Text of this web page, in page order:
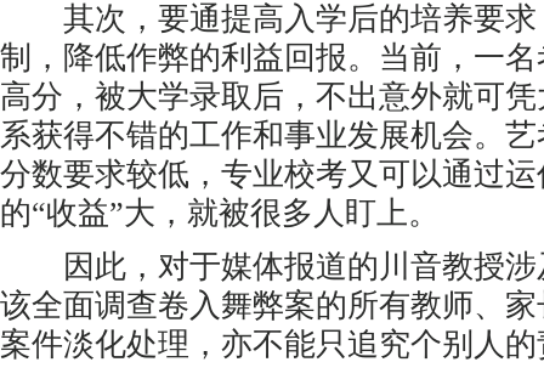
其次，要通提高入学后的培养要求
制，降低作弊的利益回报。当前，一
高分，被大学录取后，不出意外就可
系获得不错的工作和事业发展机会。
分数要求较低，专业校考又可以通过
的“收益”大，就被很多人盯上。
因此，对于媒体报道的川音教授涉
该全面调查卷入舞弊案的所有教师、
案件淡化处理，亦不能只追究个别人